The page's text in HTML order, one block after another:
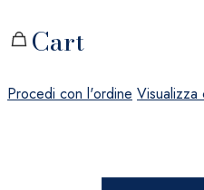
Cart
Procedi con l'ordine Visualizza